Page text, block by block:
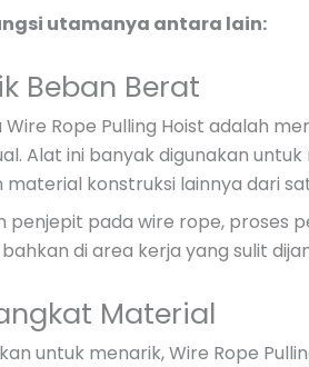
utamanya antara lain:
Beban Berat
Wire Rope Pulling Hoist adalah
Alat ini banyak digunakan
material konstruksi lainnya dari
penjepit pada wire rope, proses
di area kerja yang sulit
Material
untuk menarik, Wire Rope